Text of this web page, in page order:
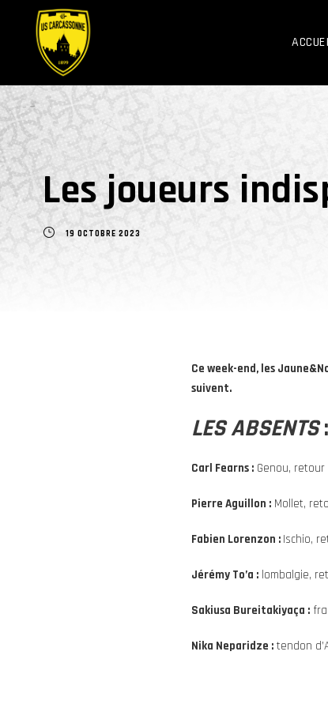
Les joueurs
19 OCTOBRE 2023
Ce week-end, les
suivent.
LES ABSENTS:
Carl Fearns : Genou,
Pierre Aguillon : Mollet,
Fabien Lorenzon : Ischio,
Jérémy To’a : lombalgie,
Sakiusa Bureitakiyaça :
Nika Neparidze : tendon